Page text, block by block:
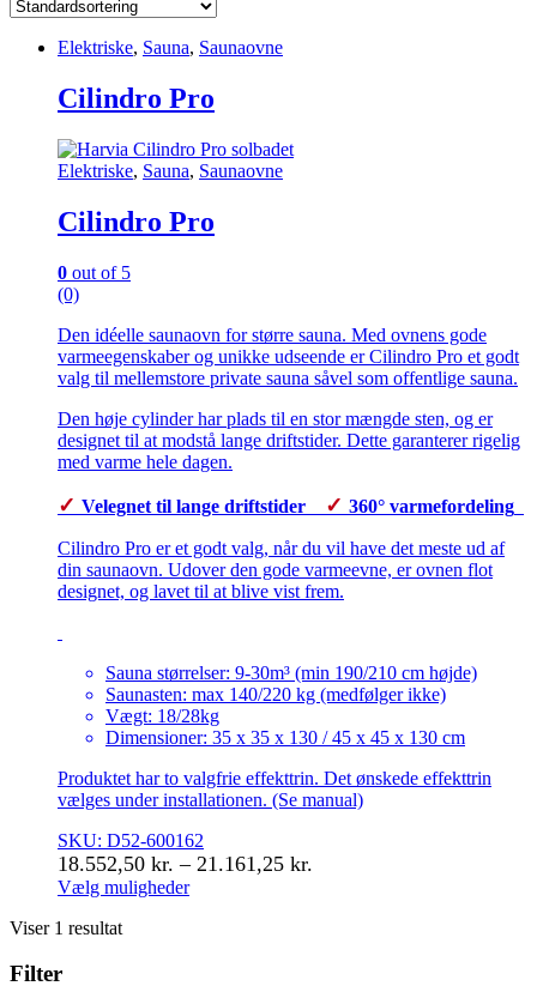
Elektriske, Sauna, Saunaovne
Cilindro Pro
Elektriske, Sauna, Saunaovne
Cilindro Pro
0 out of 5
(0)
Den idéelle saunaovn for større sauna. Med ovnens gode
varmeegenskaber og unikke udseende er Cilindro Pro et godt
valg til mellemstore private sauna såvel som offentlige sauna.
Den høje cylinder har plads til en stor mængde sten, og er
designet til at modstå lange driftstider. Dette garanterer rigelig
med varme hele dagen.
✓ Velegnet til lange driftstider ✓ 360° varmefordeling
Cilindro Pro er et godt valg, når du vil have det meste ud af
din saunaovn. Udover den gode varmeevne, er ovnen flot
designet, og lavet til at blive vist frem.
Sauna størrelser: 9-30m³ (min 190/210 cm højde)
Saunasten: max 140/220 kg (medfølger ikke)
Vægt: 18/28kg
Dimensioner: 35 x 35 x 130 / 45 x 45 x 130 cm
Produktet har to valgfrie effekttrin. Det ønskede effekttrin
vælges under installationen. (Se manual)
SKU: D52-600162
18.552,50 kr. – 21.161,25 kr.
Vælg muligheder
vare
flere
Viser 1 resultat
Filter